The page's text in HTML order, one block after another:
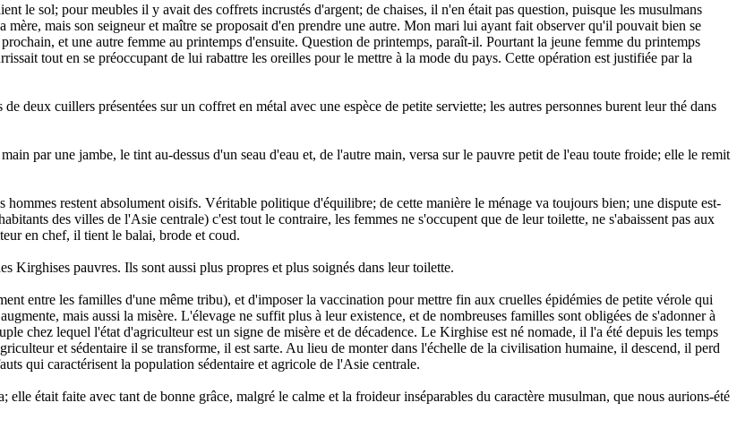
le sol; pour meubles il y avait des coffrets incrustés d'argent; de chaises, il n'en était pas question, puisque les musulmans
mais son seigneur et maître se proposait d'en prendre une autre. Mon mari lui ayant fait observer qu'il pouvait bien se
et une autre femme au printemps d'ensuite. Question de printemps, paraît-il. Pourtant la jeune femme du printemps
tout en se préoccupant de lui rabattre les oreilles pour le mettre à la mode du pays. Cette opération est justifiée par la
deux cuillers présentées sur un coffret en métal avec une espèce de petite serviette; les autres personnes burent leur thé dans
par une jambe, le tint au-dessus d'un seau d'eau et, de l'autre main, versa sur le pauvre petit de l'eau toute froide; elle le remit
restent absolument oisifs. Véritable politique d'équilibre; de cette manière le ménage va toujours bien; une dispute est-
des villes de l'Asie centrale) c'est tout le contraire, les femmes ne s'occupent que de leur toilette, ne s'abaissent pas aux
en chef, il tient le balai, brode et coud.
Kirghises pauvres. Ils sont aussi plus propres et plus soignés dans leur toilette.
entre les familles d'une même tribu), et d'imposer la vaccination pour mettre fin aux cruelles épidémies de petite vérole qui
mais aussi la misère. L'élevage ne suffit plus à leur existence, et de nombreuses familles sont obligées de s'adonner à
chez lequel l'état d'agriculteur est un signe de misère et de décadence. Le Kirghise est né nomade, il l'a été depuis les temps
et sédentaire il se transforme, il est sarte. Au lieu de monter dans l'échelle de la civilisation humaine, il descend, il perd
qui caractérisent la population sédentaire et agricole de l'Asie centrale.
était faite avec tant de bonne grâce, malgré le calme et la froideur inséparables du caractère musulman, que nous aurions-été